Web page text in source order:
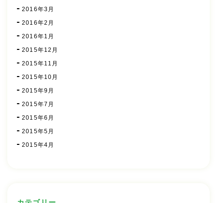
2016年3月
2016年2月
2016年1月
2015年12月
2015年11月
2015年10月
2015年9月
2015年7月
2015年6月
2015年5月
2015年4月